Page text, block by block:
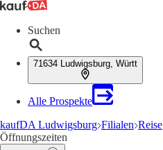
Suchen
71634 Ludwigsburg, Württ
Alle Prospekte
kaufDA Ludwigsburg Filialen Reise
Öffnungszeiten